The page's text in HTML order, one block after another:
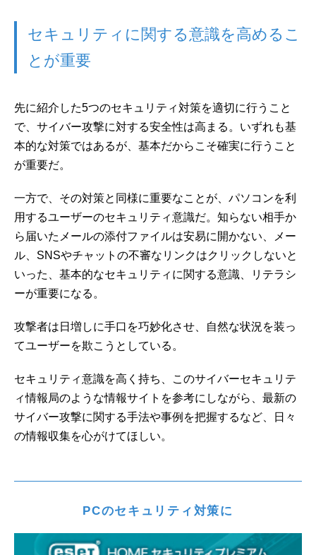
セキュリティに関する意識を高めるこ
とが重要
先に紹介した5つのセキュリティ対策を適切に行うこと
で、サイバー攻撃に対する安全性は高まる。いずれも基
本的な対策ではあるが、基本だからこそ確実に行うこと
が重要だ。
一方で、その対策と同様に重要なことが、パソコンを利
用するユーザーのセキュリティ意識だ。知らない相手か
ら届いたメールの添付ファイルは安易に開かない、メー
ル、SNSやチャットの不審なリンクはクリックしないと
いった、基本的なセキュリティに関する意識、リテラシ
ーが重要になる。
攻撃者は日増しに手口を巧妙化させ、自然な状況を装っ
てユーザーを欺こうとしている。
セキュリティ意識を高く持ち、このサイバーセキュリテ
ィ情報局のような情報サイトを参考にしながら、最新の
サイバー攻撃に関する手法や事例を把握するなど、日々
の情報収集を心がけてほしい。
PCのセキュリティ対策に